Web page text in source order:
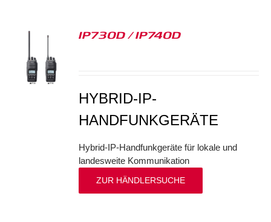
IP730D / IP740D
HYBRID-IP-
HANDFUNKGERÄTE
Hybrid-IP-Handfunkgeräte für lokale und
landesweite Kommunikation
ZUR HÄNDLERSUCHE